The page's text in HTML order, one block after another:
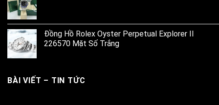
Đồng Hồ Rolex Oyster Perpetual Explorer II
226570 Mặt Số Trắng
BÀI VIẾT – TIN TỨC